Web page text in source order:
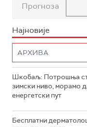
Прогноза
Најновије
Шкобаљ: Потрошња
зимски ниво, морамо
енергетски пут
Бесплатни